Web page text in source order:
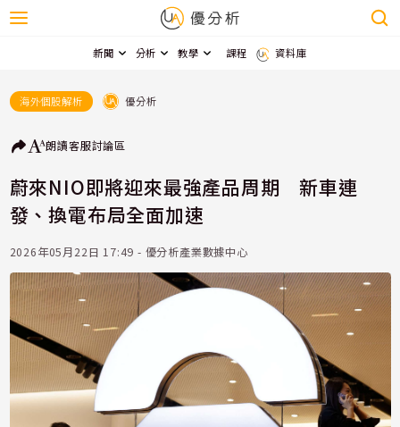
新聞 分析 教學 課程 資料庫
海外個股解析 優分析
朗讀客服討論區
蔚來NIO即將迎來最強產品周期 新車連
發、換電布局全面加速
2026年05月22日 17:49 - 優分析產業數據中心